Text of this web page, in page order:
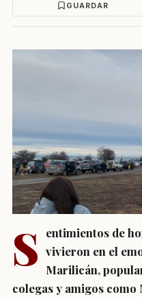
GUARDAR
S entimientos de
vivieron en el
Marilicán,
colegas y amigos